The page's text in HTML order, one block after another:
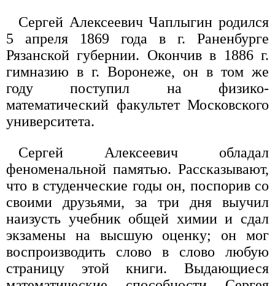
Сергей Алексеевич Чаплыгин родился
5 апреля 1869 года в г. Раненбурге
Рязанской губернии. Окончив в 1886 г.
гимназию в г. Воронеже, он в том же
году поступил на физико-
математический факультет Московского
университета.
Сергей Алексеевич обладал
феноменальной памятью. Рассказывают,
что в студенческие годы он, поспорив со
своими друзьями, за три дня выучил
наизусть учебник общей химии и сдал
экзамены на высшую оценку; он мог
воспроизводить слово в слово любую
страницу этой книги. Выдающиеся